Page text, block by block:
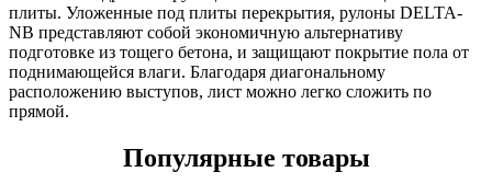
плиты. Уложенные под плиты перекрытия, рулоны DELTA-
NB представляют собой экономичную альтернативу
подготовке из тощего бетона, и защищают покрытие пола от
поднимающейся влаги. Благодаря диагональному
расположению выступов, лист можно легко сложить по
прямой.
Популярные товары